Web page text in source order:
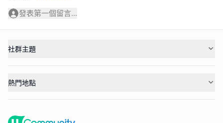
發表第一個留言...
社群主題
熱門地點